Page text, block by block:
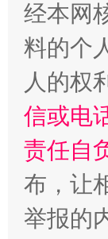
“蜀中
经本网
料的个
人的权
信或电
责任自
布，让
举报的